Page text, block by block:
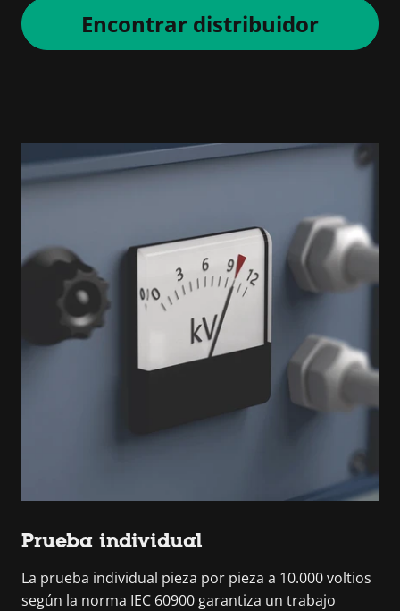
Encontrar distribuidor
Prueba individual
La prueba individual pieza por pieza a 10.000 voltios
según la norma IEC 60900 garantiza un trabajo